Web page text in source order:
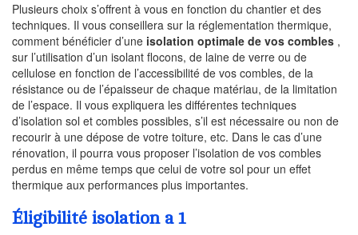
Plusieurs choix s’offrent à vous en fonction du chantier et des
techniques. Il vous conseillera sur la réglementation thermique,
comment bénéficier d’une isolation optimale de vos combles ,
sur l’utilisation d’un isolant flocons, de laine de verre ou de
cellulose en fonction de l’accessibilité de vos combles, de la
résistance ou de l’épaisseur de chaque matériau, de la limitation
de l’espace. Il vous expliquera les différentes techniques
d’isolation sol et combles possibles, s’il est nécessaire ou non de
recourir à une dépose de votre toiture, etc. Dans le cas d’une
rénovation, il pourra vous proposer l’isolation de vos combles
perdus en même temps que celui de votre sol pour un effet
thermique aux performances plus importantes.
Éligibilité isolation a 1